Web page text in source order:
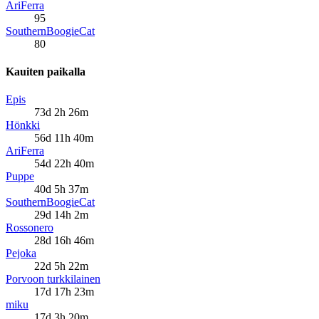
AriFerra
95
SouthernBoogieCat
80
Kauiten paikalla
Epis
73d 2h 26m
Hönkki
56d 11h 40m
AriFerra
54d 22h 40m
Puppe
40d 5h 37m
SouthernBoogieCat
29d 14h 2m
Rossonero
28d 16h 46m
Pejoka
22d 5h 22m
Porvoon turkkilainen
17d 17h 23m
miku